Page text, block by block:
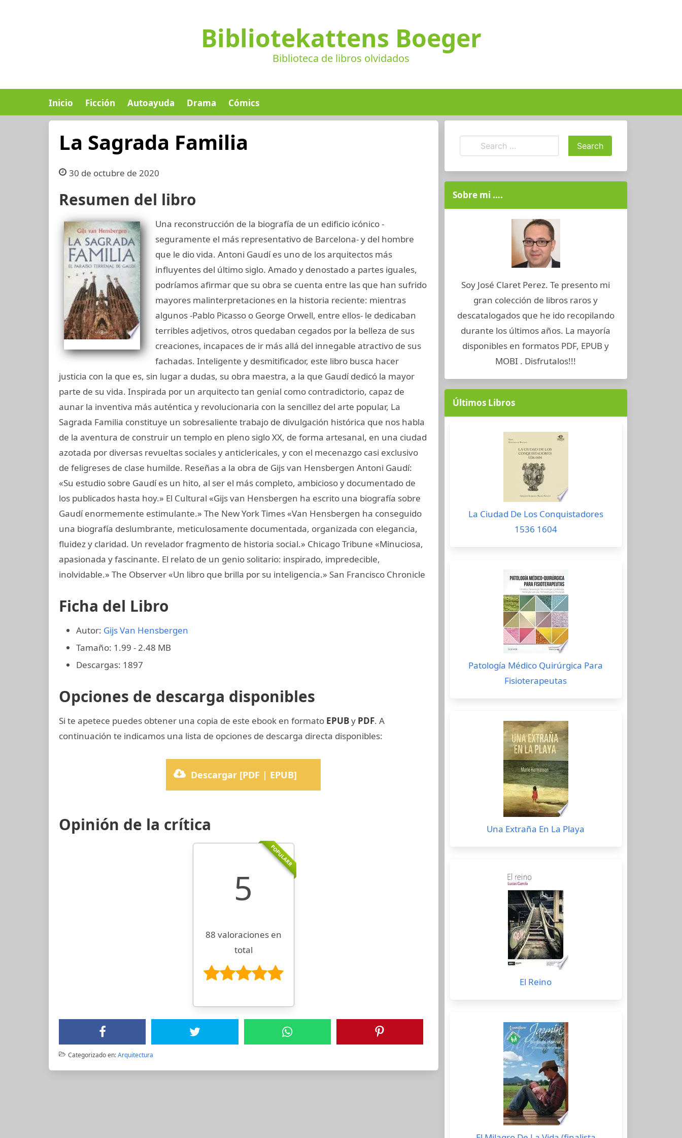
Bibliotekattens Boeger
Biblioteca de libros olvidados
Inicio Ficción Autoayuda Drama Cómics
La Sagrada Familia
30 de octubre de 2020
Resumen del libro
Una reconstrucción de la biografía de un edificio icónico -
seguramente el más representativo de Barcelona- y del hombre
que le dio vida. Antoni Gaudí es uno de los arquitectos más
influyentes del último siglo. Amado y denostado a partes iguales,
podríamos afirmar que su obra se cuenta entre las que han sufrido
mayores malinterpretaciones en la historia reciente: mientras
algunos -Pablo Picasso o George Orwell, entre ellos- le dedicaban
terribles adjetivos, otros quedaban cegados por la belleza de sus
creaciones, incapaces de ir más allá del innegable atractivo de sus
fachadas. Inteligente y desmitificador, este libro busca hacer
justicia con la que es, sin lugar a dudas, su obra maestra, a la que Gaudí dedicó la mayor
parte de su vida. Inspirada por un arquitecto tan genial como contradictorio, capaz de
aunar la inventiva más auténtica y revolucionaria con la sencillez del arte popular, La
Sagrada Familia constituye un sobresaliente trabajo de divulgación histórica que nos habla
de la aventura de construir un templo en pleno siglo XX, de forma artesanal, en una ciudad
azotada por diversas revueltas sociales y anticlericales, y con el mecenazgo casi exclusivo
de feligreses de clase humilde. Reseñas a la obra de Gijs van Hensbergen Antoni Gaudí:
«Su estudio sobre Gaudí es un hito, al ser el más completo, ambicioso y documentado de
los publicados hasta hoy.» El Cultural «Gijs van Hensbergen ha escrito una biografía sobre
Gaudí enormemente estimulante.» The New York Times «Van Hensbergen ha conseguido
una biografía deslumbrante, meticulosamente documentada, organizada con elegancia,
fluidez y claridad. Un revelador fragmento de historia social.» Chicago Tribune «Minuciosa,
apasionada y fascinante. El relato de un genio solitario: inspirado, impredecible,
inolvidable.» The Observer «Un libro que brilla por su inteligencia.» San Francisco Chronicle
Ficha del Libro
Autor: Gijs Van Hensbergen
Tamaño: 1.99 - 2.48 MB
Descargas: 1897
Opciones de descarga disponibles
Si te apetece puedes obtener una copia de este ebook en formato EPUBy PDF. A
continuación te indicamos una lista de opciones de descarga directa disponibles:
Descargar [PDF | EPUB]
Opinión de la crítica
POPULARR
5
88 valoraciones en
total
Categorizado en:Arquitectura
Sobre mi ….
Soy José Claret Perez. Te presento mi
gran colección de libros raros y
descatalogados que he ido recopilando
durante los últimos años. La mayoría
disponibles en formatos PDF, EPUB y
MOBI . Disfrutalos!!!
Últimos Libros
La Ciudad De Los Conquistadores
1536 1604
Patología Médico Quirúrgica Para
Fisioterapeutas
Una Extraña En La Playa
El Reino